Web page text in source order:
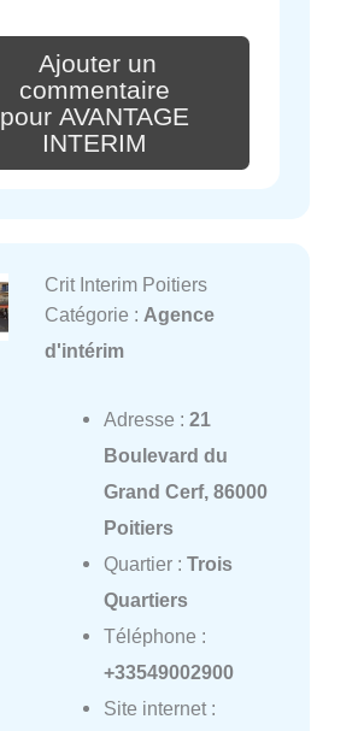
Ajouter un
commentaire
pour AVANTAGE
INTERIM
Crit Interim Poitiers
Catégorie : Agence
d'intérim
Adresse : 21
Boulevard du
Grand Cerf, 86000
Poitiers
Quartier : Trois
Quartiers
Téléphone :
+33549002900
Site internet :